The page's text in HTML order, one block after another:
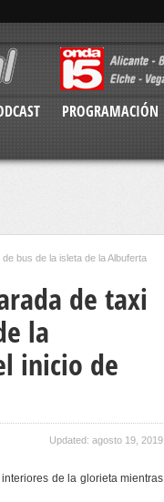
PROGRAMACIÓN
bus de la isleta de la Albuferta
de taxi
la
inicio de
Updated: agosto 19, 2019
de la glorieta mientras